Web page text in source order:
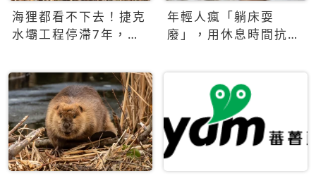
海狸都看不下去！捷克
水壩工程停滯7年，海
年輕人瘋「躺床耍
廢」，用休息時間抗拒